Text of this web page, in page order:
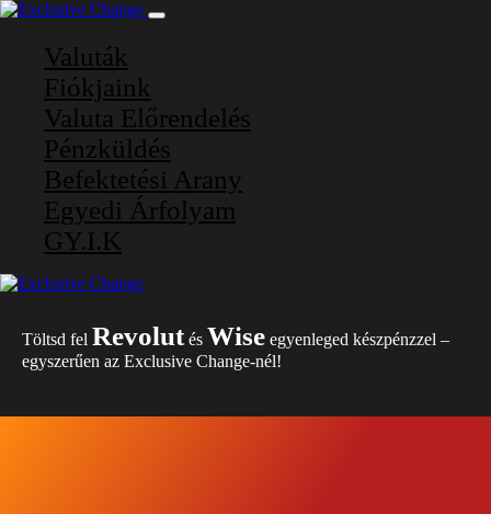
Valuták
Fiókjaink
Valuta Előrendelés
Pénzküldés
Befektetési Arany
Egyedi Árfolyam
GY.I.K
Töltsd fel Revolutés Wise egyenleged készpénzzel –
egyszerűen az Exclusive Change-nél!